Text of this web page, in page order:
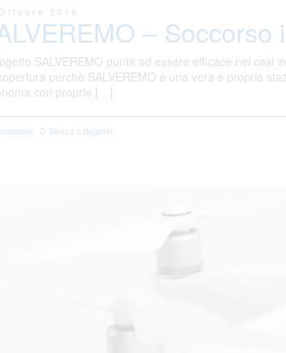
2016
–
SALVEREMO punta ad essere efficace nei
perchè SALVEREMO è una vera e propria
con proprie […]
Senza categoria